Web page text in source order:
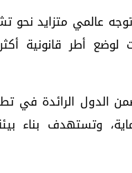
عالمي متزايد نحو
لوضع أطر قانونية
ضمن الدول الرائدة في
وتستهدف بناء